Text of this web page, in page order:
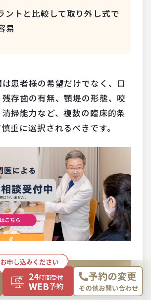
ントと比較して取り外し式で
易
患者様の希望だけでなく、口
存歯の有無、顎堤の形態、咬
掃能力など、複数の臨床的条
重に選択されるべきです。
の安定が軽さの鍵